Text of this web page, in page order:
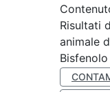
Risultati
animale